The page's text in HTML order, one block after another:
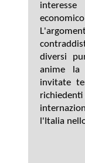
diversi
anime la
invitate
l'Italia